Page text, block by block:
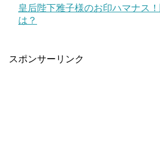
皇后陛下雅子様のお印ハマナス
は？
スポンサーリンク